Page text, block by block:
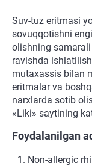
Suv-tuz eritmasi
sovuqqotishni
olishning samarali
ravishda
mutaxassis bilan
eritmalar va
narxlarda sotib
«Liki» saytining
Foydalanilgan
Non-allergic